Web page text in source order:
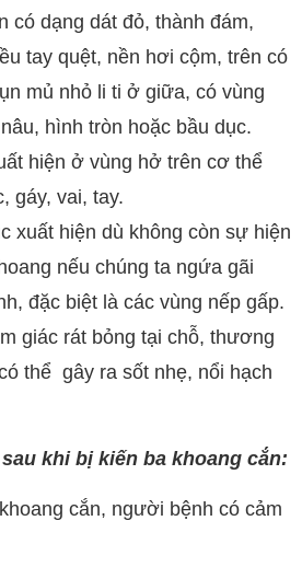
có dạng dát đỏ, thành đám,
tay quệt, nền hơi cộm, trên có
mủ nhỏ li ti ở giữa, có vùng
hình tròn hoặc bầu dục.
hiện ở vùng hở trên cơ thể
gáy, vai, tay.
xuất hiện dù không còn sự hiện
nếu chúng ta ngứa gãi
đặc biệt là các vùng nếp gấp.
giác rát bỏng tại chỗ, thương
thể gây ra sốt nhẹ, nổi hạch
khi bị kiến ba khoang cắn:
cắn, người bệnh có cảm